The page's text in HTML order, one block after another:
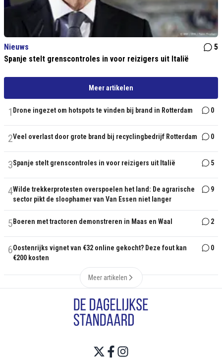
Nieuws
5
Spanje stelt grenscontroles in voor reizigers uit Italië
Meer artikelen
1 Drone ingezet om hotspots te vinden bij brand in Rotterdam 0
2Veel overlast door grote brand bij recyclingbedrijf Rotterdam 0
3Spanje stelt grenscontroles in voor reizigers uit Italië 5
4Wilde trekkerprotesten overspoelen het land: De agrarische
sector pikt de sloophamer van Van Essen niet langer
9
5 Boeren met tractoren demonstreren in Maas en Waal 2
6Oostenrijks vignet van €32 online gekocht? Deze fout kan
€200 kosten
0
Meer artikelen